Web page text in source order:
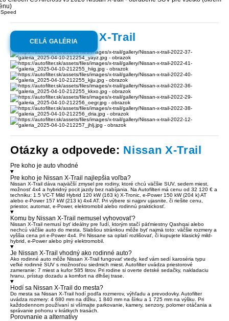
Galéria:Nissan X-Trail
CELÁ GALÉRIA
Otázky a odpovede: Nissan X-Trail
Pre koho je auto vhodné
Pre koho je Nissan X-Trail najlepšia voľba?
Nissan X-Trail dáva najväčší zmysel pre rodiny, ktoré chcú väčšie SUV, sedem miest,
možnosť 4x4 a hybridný pocit jazdy bez nabíjania. Na Autofilteri má cenu od 32 120 € a
techniku: 1.5 VC-T Mild Hybrid 120 kW (163 k) X-Tronic, e-Power 150 kW (204 k) AT
alebo e-Power 157 kW (213 k) 4x4 AT. Pri výbere si najprv ujasnite, či riešite cenu,
priestor, automat, e-Power, elektromobil alebo rodinnú praktickosť.
Komu by Nissan X-Trail nemusel vyhovovať?
Nissan X-Trail nemusí byť ideálny pre ľudí, ktorým stačí päťmiestny Qashqai alebo
nechcú väčšie auto do mesta. Slabšou stránkou môže byť najmä toto: väčšie rozmery a
vyššia cena pri e-Power 4x4. Pri Nissane sa oplatí rozlišovať, či kupujete klasický mild-
hybrid, e-Power alebo plný elektromobil.
Je Nissan X-Trail vhodný ako rodinné auto?
Ako rodinné auto môže Nissan X-Trail fungovať vtedy, keď vám sedí karoséria typu
veľké rodinné SUV s možnosťou siedmich miest. Autofilter uvádza priestorové
zameranie: 7 miest a kufor 585 litrov. Pri rodine si overte detské sedačky, nakladaciu
hranu, prístup dozadu a komfort na dlhšej trase.
Hodí sa Nissan X-Trail do mesta?
Do mesta sa Nissan X-Trail hodí podľa rozmerov, výhľadu a prevodovky. Autofilter
uvádza rozmery: 4 680 mm na dĺžku, 1 840 mm na šírku a 1 725 mm na výšku. Pri
každodennom používaní si všímajte parkovanie, kamery, senzory, polomer otáčania a
správanie pohonu v krátkych trasách.
Porovnanie a alternatívy